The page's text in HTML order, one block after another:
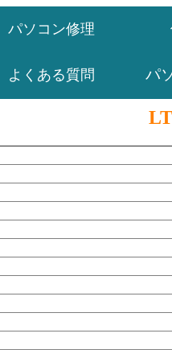
パソコン修理
よくある質問 パ